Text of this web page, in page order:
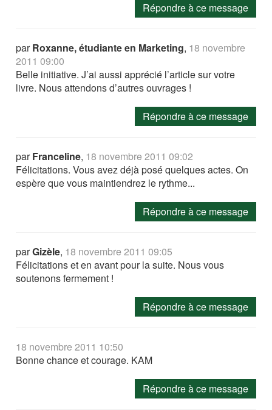
Répondre à ce message
parRoxanne, étudiante en Marketing, 18 novembre
2011 09:00
Belle initiative. J’ai aussi apprécié l’article sur votre
livre. Nous attendons d’autres ouvrages !
Répondre à ce message
parFranceline, 18 novembre 2011 09:02
Félicitations. Vous avez déjà posé quelques actes. On
espère que vous maintiendrez le rythme...
Répondre à ce message
parGizèle, 18 novembre 2011 09:05
Félicitations et en avant pour la suite. Nous vous
soutenons fermement !
Répondre à ce message
18 novembre 2011 10:50
Bonne chance et courage. KAM
Répondre à ce message